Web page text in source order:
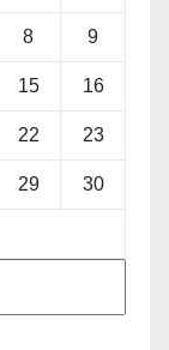
8 9
15 16
22 23
29 30